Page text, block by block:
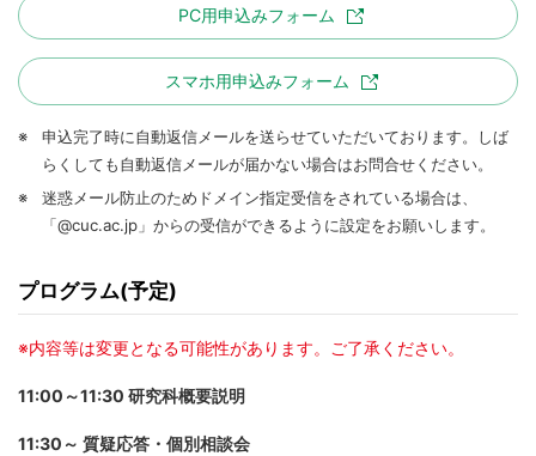
PC用申込みフォーム
スマホ用申込みフォーム
※
申込完了時に自動返信メールを送らせていただいております。しば
らくしても自動返信メールが届かない場合はお問合せください。
※
迷惑メール防止のためドメイン指定受信をされている場合は、
「@cuc.ac.jp」からの受信ができるように設定をお願いします。
プログラム(予定)
※内容等は変更となる可能性があります。ご了承ください。
11:00～11:30 研究科概要説明
11:30～ 質疑応答・個別相談会